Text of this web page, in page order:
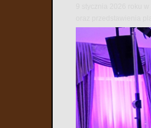
9 stycznia 2026 roku
oraz przedstawienia